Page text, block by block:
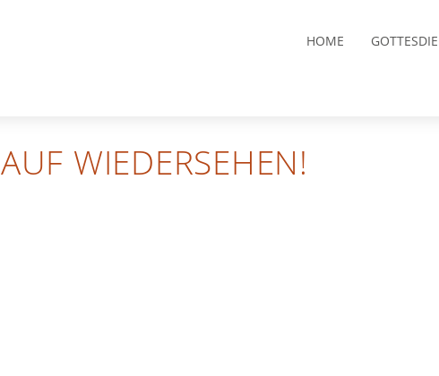
HOME
AUF WIEDERSEHEN!